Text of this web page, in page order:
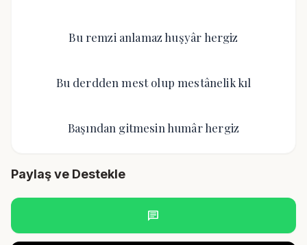
Bu remzi anlamaz huşyâr hergiz
Bu derdden mest olup mestânelik kıl
Başından gitmesin humâr hergiz
Paylaş ve Destekle
chat